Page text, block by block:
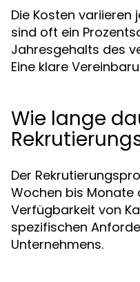
Die Kosten variieren
sind oft ein
Jahresgehalts des
Eine klare
Wie lange
Der
Wochen bis Monate
Verfügbarkeit von
spezifischen
Unternehmens.